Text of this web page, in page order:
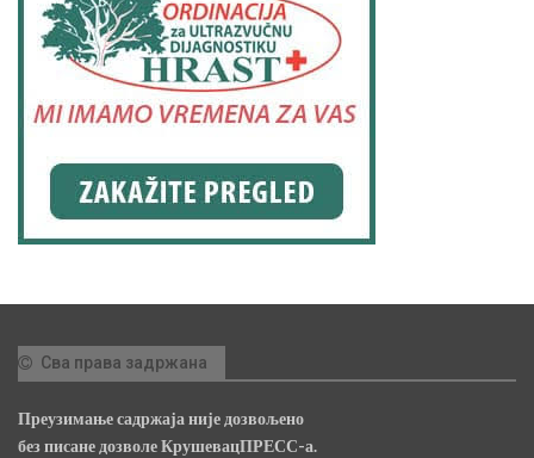
Сва права задржана
Преузимање садржаја није дозвољено
без писане дозволе КрушевацПРЕСС-а.